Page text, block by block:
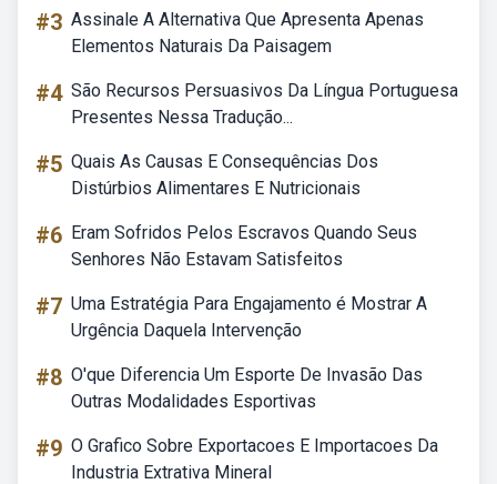
#3 Assinale A Alternativa Que Apresenta Apenas
Elementos Naturais Da Paisagem
#4 São Recursos Persuasivos Da Língua Portuguesa
Presentes Nessa Tradução...
#5 Quais As Causas E Consequências Dos
Distúrbios Alimentares E Nutricionais
#6 Eram Sofridos Pelos Escravos Quando Seus
Senhores Não Estavam Satisfeitos
#7 Uma Estratégia Para Engajamento é Mostrar A
Urgência Daquela Intervenção
#8 O'que Diferencia Um Esporte De Invasão Das
Outras Modalidades Esportivas
#9 O Grafico Sobre Exportacoes E Importacoes Da
Industria Extrativa Mineral